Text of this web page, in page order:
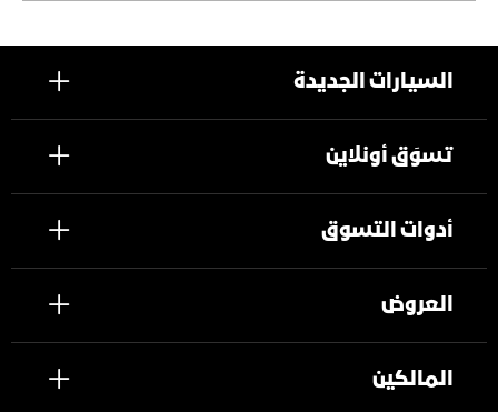
السيارات الجديدة
تسوَق أونلاين
أدوات التسوق
العروض
المالكين